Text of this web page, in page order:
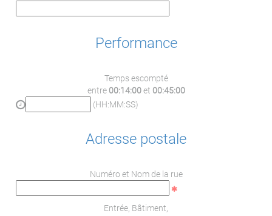
Performance
Temps escompté
entre 00:14:00et 00:45:00
(HH:MM:SS)
Adresse postale
Numéro et Nom de la rue
Entrée, Bâtiment,